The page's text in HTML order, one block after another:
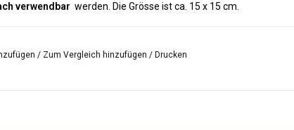
verwendbar werden. Die Grösse ist ca. 15 x 15 cm.
/ Zum Vergleich hinzufügen/ Drucken